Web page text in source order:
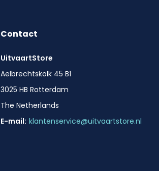
Contact
UitvaartStore
Aelbrechtskolk 45 B1
3025 HB Rotterdam
The Netherlands
E-mail: klantenservice@uitvaartstore.nl